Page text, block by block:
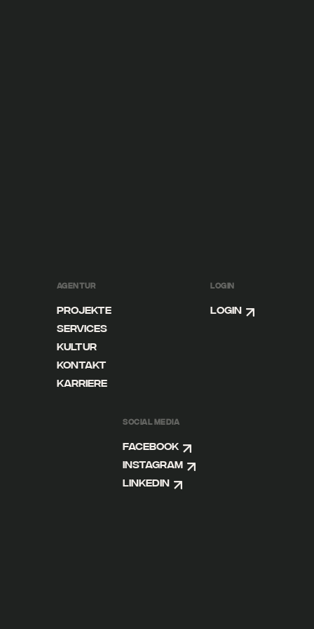
AGENTUR
Projekte
Services
Kultur
Kontakt
Karriere
LOGIN
Login
SOCIAL MEDIA
Facebook
Instagram
Linkedin